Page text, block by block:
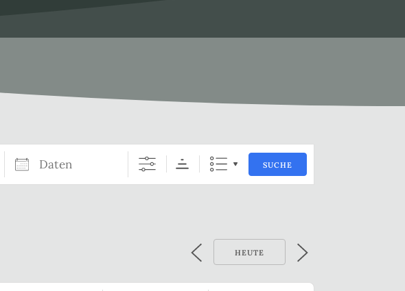
Daten SUCHE
HEUTE